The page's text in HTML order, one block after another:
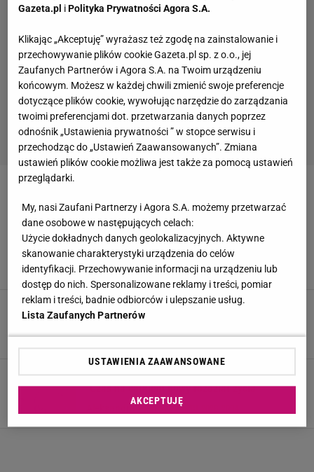
Dzięki udziałowi w show wiele osób znalazło miłość. Do
najbardziej znanych małżeństw, które doczekały się już
dzieci, należą Anita i Adrian z trzeciej edycji (mają syna
Jerzyka i córkę Biankę), Agnieszka i Wojtek z czwartego
sezonu (doczekali się córki Tosi) oraz Aneta i Robert z
szóstego sezonu (wychowują syna Mieszka i córkę
Hanię). Oprócz nich szczęśliwy związek tworzą m.in.
Kornelia i Marek z dziewiątej edycji.
Anita ze "Ślubu" zabrała głos po przejmującym
nagraniu męża. "Chciałabym dawać siłę, ale
teraz sama jej potrzebuję"
Iwona Smyrak, 16 LIPCA 2026, 11:26
"Stało się tak, że guz odbił". Adrian ze "Ślubu"
przekazał wieści o stanie zdrowia
Aleksandra Pietrow,14 LIPCA 2026, 13:55
Anita i Adrian ze "Ślubu" przekazali wieści.
"Czas na całkiem nowy rozdział życia"
2 LIPCA 2026, 20:14
Gazeta.pl iPolityka Prywatności Agora S.A.
Klikając „Akceptuję” wyrażasz też zgodę na zainstalowanie i
przechowywanie plików cookie Gazeta.pl sp. z o.o., jej
Zaufanych Partnerów i Agora S.A. na Twoim urządzeniu
końcowym. Możesz w każdej chwili zmienić swoje preferencje
dotyczące plików cookie, wywołując narzędzie do zarządzania
twoimi preferencjami dot. przetwarzania danych poprzez
odnośnik „Ustawienia prywatności ” w stopce serwisu i
przechodząc do „Ustawień Zaawansowanych”. Zmiana
ustawień plików cookie możliwa jest także za pomocą ustawień
przeglądarki.
My, nasi Zaufani Partnerzy i Agora S.A. możemy przetwarzać
dane osobowe w następujących celach:
Użycie dokładnych danych geolokalizacyjnych. Aktywne
skanowanie charakterystyki urządzenia do celów
identyfikacji. Przechowywanie informacji na urządzeniu lub
dostęp do nich. Spersonalizowane reklamy i treści, pomiar
reklam i treści, badnie odbiorców i ulepszanie usług.
Lista Zaufanych Partnerów
USTAWIENIA ZAAWANSOWANE
AKCEPTUJĘ